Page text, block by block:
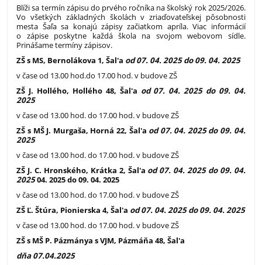
Blíži sa termín zápisu do prvého ročníka na školský rok 2025/2026.
Vo všetkých základných školách v zriaďovateľskej pôsobnosti
mesta Šaľa sa konajú zápisy začiatkom apríla. Viac informácií
o zápise poskytne každá škola na svojom webovom sídle.
Prinášame termíny zápisov.
ZŠ s MS, Bernolákova 1, Šal'a od 07. 04. 2025 do 09. 04. 2025
v čase od 13.00 hod.do 17.00 hod. v budove ZŠ
ZŠ J. Hollého, Hollého 48, Šal'a od 07. 04. 2025 do 09. 04.
2025
v čase od 13.00 hod. do 17.00 hod. v budove ZŠ
ZŠ s MŠ J. Murgaša, Horná 22, Šal'a od 07. 04. 2025 do 09. 04.
2025
v čase od 13.00 hod. do 17.00 hod. v budove ZŠ
ZŠ J. C. Hronského, Krátka 2, Šal'a od 07. 04. 2025 do 09. 04.
202504. 2025 do 09. 04. 2025
v čase od 13.00 hod. do 17.00 hod. v budove ZŠ
ZŠ Ľ. Štúra, Pionierska 4, Šal'a od 07. 04. 2025 do 09. 04. 2025
v čase od 13.00 hod. do 17.00 hod. v budove ZŠ
ZŠ s MŠ P. Pázmánya s VJM, Pázmáňa 48, Šal'a
dňa 07.04.2025